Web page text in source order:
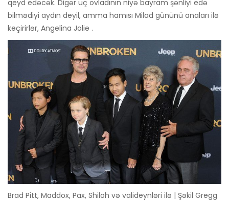
qeyd edəcək. Digər üç övladının niyə bayram şənliyi edə
bilmədiyi aydın deyil, amma hamısı Milad gününü anaları ilə
keçirirlər, Angelina Jolie .
Brad Pitt, Maddox, Pax, Shiloh və valideynləri ilə | Şəkil Gregg